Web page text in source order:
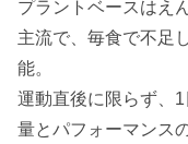
プラントベースはえ
主流で、毎食で不足
能。
運動直後に限らず、
量とパフォーマンス